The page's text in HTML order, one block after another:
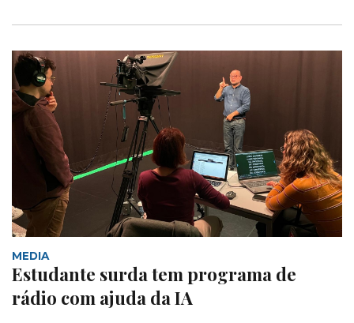
MEDIA
Estudante surda tem programa de
rádio com ajuda da IA